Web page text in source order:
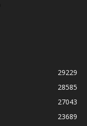
29229
28585
27043
23689